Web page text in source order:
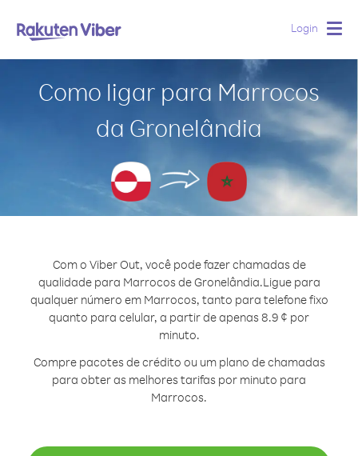
Login
Como ligar para Marrocos
da Gronelândia
Com o Viber Out, você pode fazer chamadas de
qualidade para Marrocos de Gronelândia.Ligue para
qualquer número em Marrocos, tanto para telefone fixo
quanto para celular, a partir de apenas 8.9 ¢ por
minuto.
Compre pacotes de crédito ou um plano de chamadas
para obter as melhores tarifas por minuto para
Marrocos.